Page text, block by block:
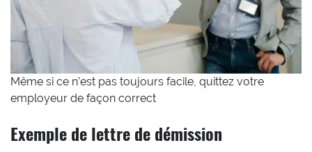
Même si ce n’est pas toujours facile, quittez votre
employeur de façon correct
Exemple de lettre de démission